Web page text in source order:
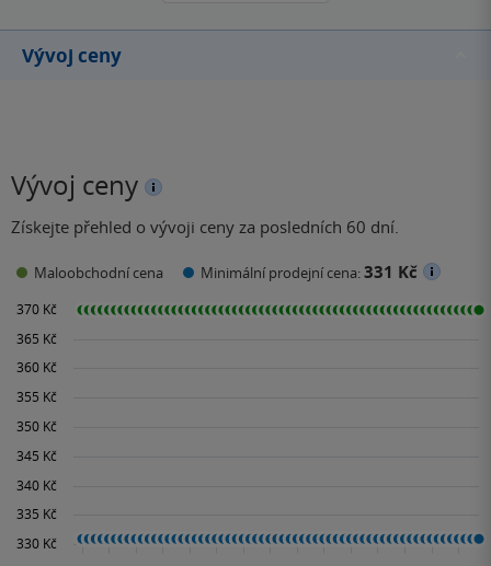
Vývoj ceny
Vývoj ceny
Získejte přehled o vývoji ceny za posledních 60 dní.
Maloobchodní cena Minimální prodejní cena:331 Kč